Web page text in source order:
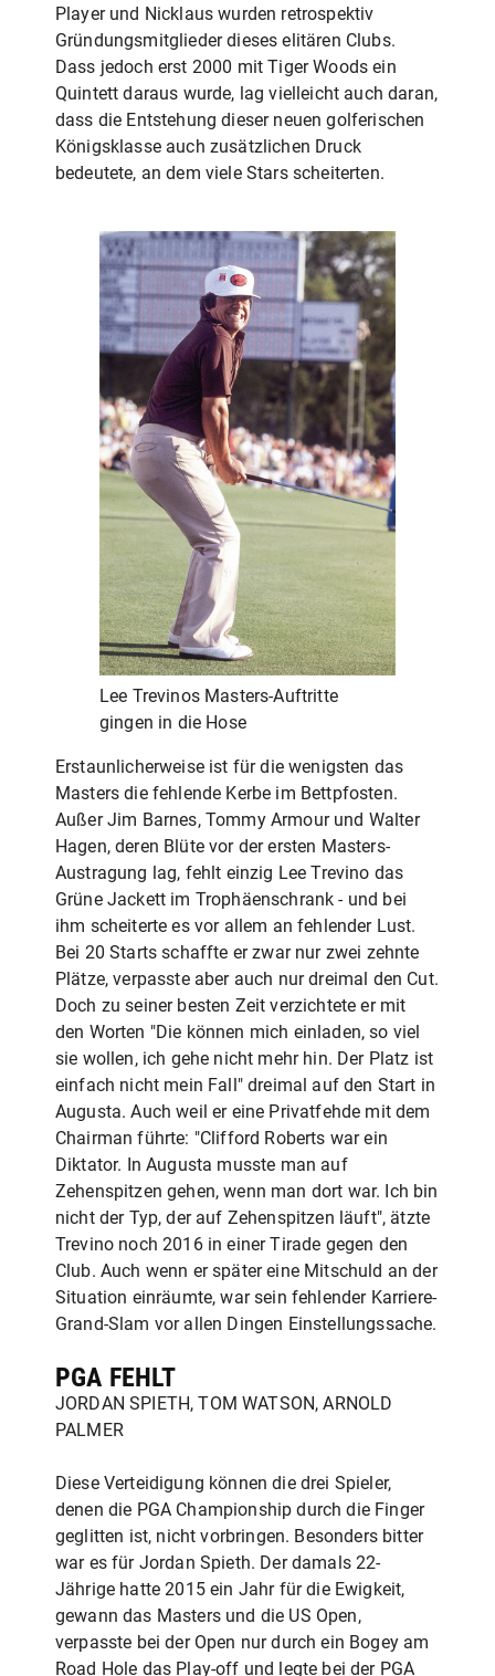
Player und Nicklaus wurden retrospektiv
Gründungsmitglieder dieses elitären Clubs.
Dass jedoch erst 2000 mit Tiger Woods ein
Quintett daraus wurde, lag vielleicht auch daran,
dass die Entstehung dieser neuen golferischen
Königsklasse auch zusätzlichen Druck
bedeutete, an dem viele Stars scheiterten.
Lee Trevinos Masters-Auftritte
gingen in die Hose
Erstaunlicherweise ist für die wenigsten das
Masters die fehlende Kerbe im Bettpfosten.
Außer Jim Barnes, Tommy Armour und Walter
Hagen, deren Blüte vor der ersten Masters-
Austragung lag, fehlt einzig Lee Trevino das
Grüne Jackett im Trophäenschrank - und bei
ihm scheiterte es vor allem an fehlender Lust.
Bei 20 Starts schaffte er zwar nur zwei zehnte
Plätze, verpasste aber auch nur dreimal den Cut.
Doch zu seiner besten Zeit verzichtete er mit
den Worten "Die können mich einladen, so viel
sie wollen, ich gehe nicht mehr hin. Der Platz ist
einfach nicht mein Fall" dreimal auf den Start in
Augusta. Auch weil er eine Privatfehde mit dem
Chairman führte: "Clifford Roberts war ein
Diktator. In Augusta musste man auf
Zehenspitzen gehen, wenn man dort war. Ich bin
nicht der Typ, der auf Zehenspitzen läuft", ätzte
Trevino noch 2016 in einer Tirade gegen den
Club. Auch wenn er später eine Mitschuld an der
Situation einräumte, war sein fehlender Karriere-
Grand-Slam vor allen Dingen Einstellungssache.
PGA FEHLT
JORDAN SPIETH, TOM WATSON, ARNOLD
PALMER
Diese Verteidigung können die drei Spieler,
denen die PGA Championship durch die Finger
geglitten ist, nicht vorbringen. Besonders bitter
war es für Jordan Spieth. Der damals 22-
Jährige hatte 2015 ein Jahr für die Ewigkeit,
gewann das Masters und die US Open,
verpasste bei der Open nur durch ein Bogey am
Road Hole das Play-off und legte bei der PGA